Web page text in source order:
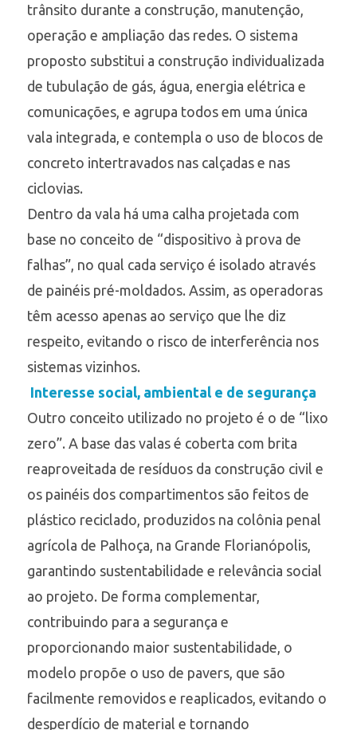
trânsito durante a construção, manutenção,
operação e ampliação das redes. O sistema
proposto substitui a construção individualizada
de tubulação de gás, água, energia elétrica e
comunicações, e agrupa todos em uma única
vala integrada, e contempla o uso de blocos de
concreto intertravados nas calçadas e nas
ciclovias.
Dentro da vala há uma calha projetada com
base no conceito de “dispositivo à prova de
falhas”, no qual cada serviço é isolado através
de painéis pré-moldados. Assim, as operadoras
têm acesso apenas ao serviço que lhe diz
respeito, evitando o risco de interferência nos
sistemas vizinhos.
Interesse social, ambiental e de segurança
Outro conceito utilizado no projeto é o de “lixo
zero”. A base das valas é coberta com brita
reaproveitada de resíduos da construção civil e
os painéis dos compartimentos são feitos de
plástico reciclado, produzidos na colônia penal
agrícola de Palhoça, na Grande Florianópolis,
garantindo sustentabilidade e relevância social
ao projeto. De forma complementar,
contribuindo para a segurança e
proporcionando maior sustentabilidade, o
modelo propõe o uso de pavers, que são
facilmente removidos e reaplicados, evitando o
desperdício de material e tornando